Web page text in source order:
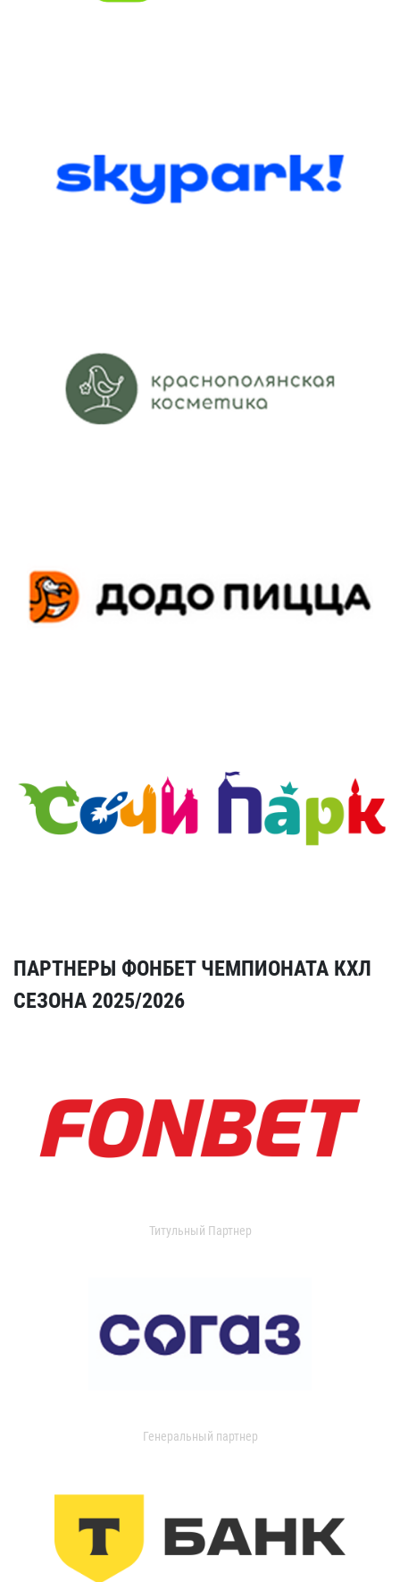
ПАРТНЕРЫ ФОНБЕТ ЧЕМПИОНАТА КХЛ
СЕЗОНА 2025/2026
Титульный Партнер
Генеральный партнер